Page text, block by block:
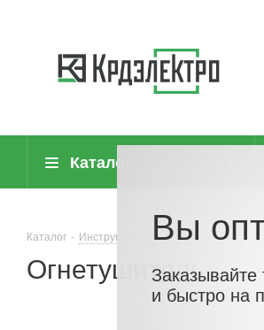
Каталог
Каталог - Инструмент, измерительные
Огнетушитель
Вы
и быстро на